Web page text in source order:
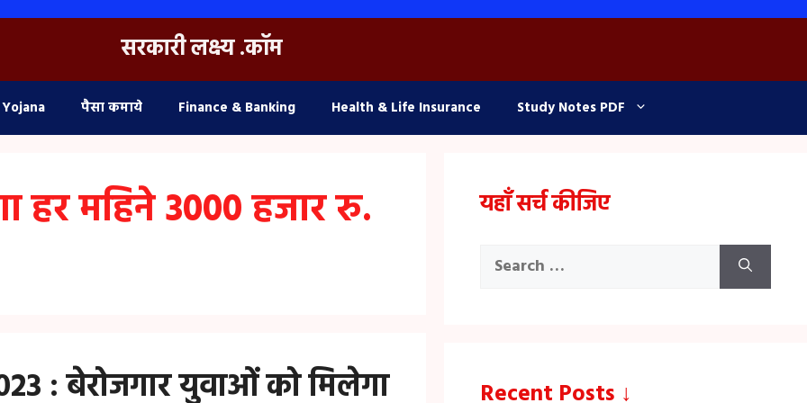
सरकारी लक्ष्य .कॉम
पैसा कमाये Finance & Banking Health & Life Insurance Study Notes PDF
हर महिने 3000 हजार रु.
: बेरोजगार युवाओं को मिलेगा
यहाँ सर्च कीजिए
Search
Recent Posts ↓